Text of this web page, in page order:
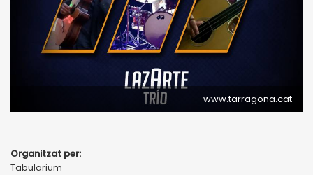
www.tarragona.cat
Organitzat per:
Tabularium